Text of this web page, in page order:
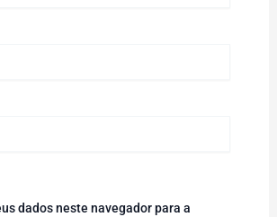
dados neste navegador para a